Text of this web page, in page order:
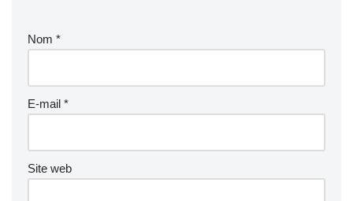
Nom *
E-mail *
Site web